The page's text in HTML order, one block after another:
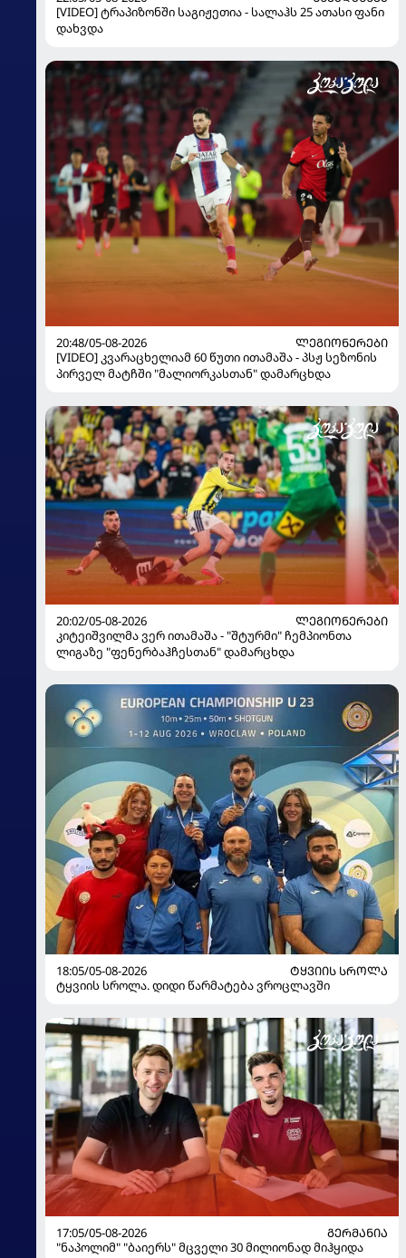
[VIDEO] ტრაპიზონში საგიჟეთია - სალაჰს 25 ათასი ფანი
დახვდა
20:48/05-08-2026
ᲚᲔᲒᲘᲝᲜᲔᲠᲔᲑᲘ
[VIDEO] კვარაცხელიამ 60 წუთი ითამაშა - პსჟ სეზონის
პირველ მატჩში "მალიორკასთან" დამარცხდა
20:02/05-08-2026
ᲚᲔᲒᲘᲝᲜᲔᲠᲔᲑᲘ
კიტეიშვილმა ვერ ითამაშა - "შტურმი" ჩემპიონთა
ლიგაზე "ფენერბაჰჩესთან" დამარცხდა
18:05/05-08-2026
ᲢᲧᲕᲘᲘᲡ ᲡᲠᲝᲚᲐ
ტყვიის სროლა. დიდი წარმატება ვროცლავში
17:05/05-08-2026
ᲒᲔᲠᲛᲐᲜᲘᲐ
"ნაპოლიმ" "ბაიერს" მცველი 30 მილიონად მიჰყიდა